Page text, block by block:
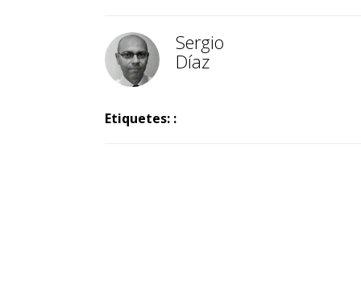
Sergio
Díaz
Etiquetes: